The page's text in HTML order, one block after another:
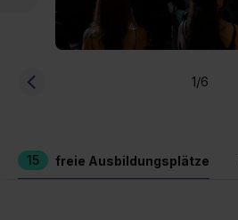
1/6
15 freie Ausbildungsplätze